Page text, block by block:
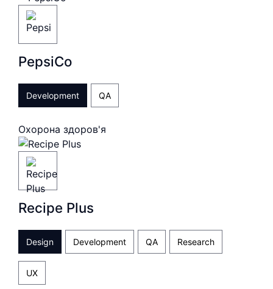
PepsiCo
Development QA
Охорона здоров'я
Recipe Plus
Design Development QA Research
UX